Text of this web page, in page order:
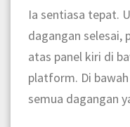
Ia sentiasa tepat.
dagangan selesai,
atas panel kiri di
platform. Di
semua dagangan